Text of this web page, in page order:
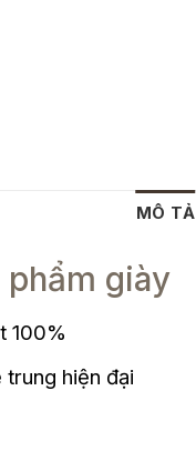
MÔ TẢ
giày
100%
hiện đại